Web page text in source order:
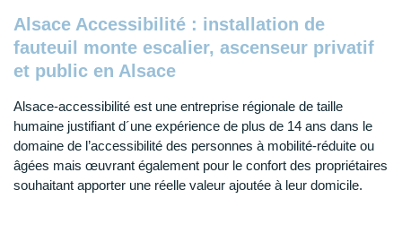
Autres élévateurs
Placerat vivamus malesuada tincidunt
pulvinar sapien dictumst id ante libero
en savoir plus
Alsace Accessibilité : installation de
fauteuil monte escalier, ascenseur privatif
et public en Alsace
Alsace-accessibilité est une entreprise régionale de taille
humaine justifiant d´une expérience de plus de 14 ans dans le
domaine de l’accessibilité des personnes à mobilité-réduite ou
âgées mais œuvrant également pour le confort des propriétaires
souhaitant apporter une réelle valeur ajoutée à leur domicile.